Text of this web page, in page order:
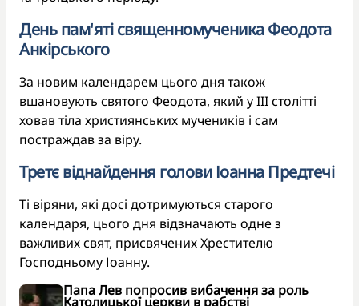
День пам'яті священномученика Феодота
Анкірського
За новим календарем цього дня також
вшановують святого Феодота, який у III столітті
ховав тіла християнських мучеників і сам
постраждав за віру.
Третє віднайдення голови Іоанна Предтечі
Ті віряни, які досі дотримуються старого
календаря, цього дня відзначають одне з
важливих свят, присвячених Хрестителю
Господньому Іоанну.
Папа Лев попросив вибачення за роль
Католицької церкви в рабстві